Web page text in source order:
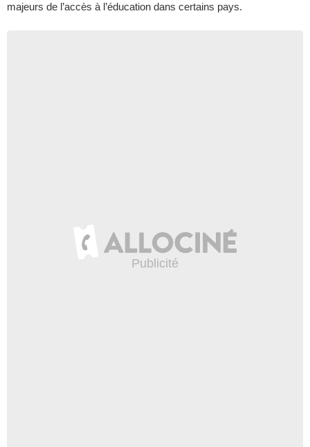
majeurs de l’accès à l’éducation dans certains pays.